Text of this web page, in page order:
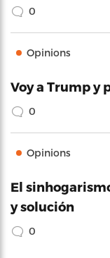
0
Opinions
Voy a Trump y
0
Opinions
El
y solución
0